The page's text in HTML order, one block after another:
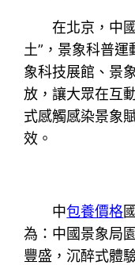
在北京，中
土”，景象科普
象科技展館、景
放，讓大眾在互
式感觸感染景象
效。
中包養價格
為：中國景象局
豐盛，沉醉式體